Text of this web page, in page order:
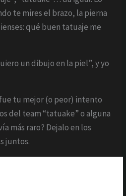
te mires el brazo, la pierna
qué buen tatuaje me
un dibujo en la piel”, y yo
tu mejor (o peor) intento
del team “tatuake” o alguna
más raro? Dejalo en los
juntos.